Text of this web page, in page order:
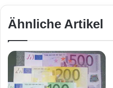
Ähnliche Artikel